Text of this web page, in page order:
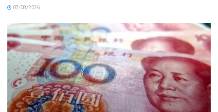
07/08/2026